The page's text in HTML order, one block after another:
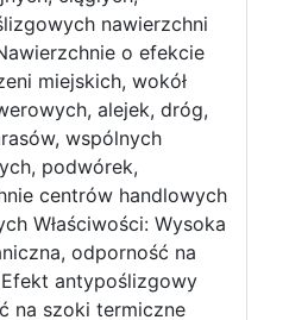
nawierzchni
o efekcie
miejskich, wokół
alejek, dróg,
wspólnych
podwórek,
centrów handlowych
Właściwości: Wysoka
odporność na
antypoślizgowy
na szoki termiczne